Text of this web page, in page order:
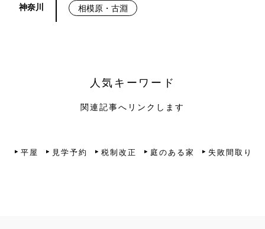
神奈川 相模原・古淵
人気キーワード
関連記事へリンクします
平屋 見学予約 税制改正 庭のある家 失敗間取り